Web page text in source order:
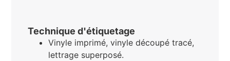
Technique d'étiquetage
Vinyle imprimé, vinyle découpé tracé,
lettrage superposé.